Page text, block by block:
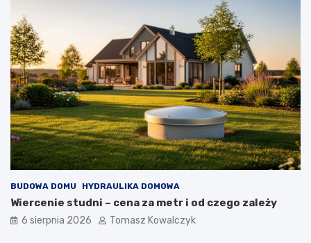
c
h
BUDOWA DOMU HYDRAULIKA DOMOWA
Wiercenie studni – cena za metr i od czego zależy
6 sierpnia 2026 Tomasz Kowalczyk